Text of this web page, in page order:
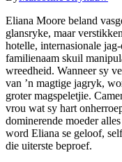
options
may
be
chosen
on
the
product
page
through
Eliana Moore beland
glansryke, maar
hotelle, internasionale
familienaam skuil
wreedheid. Wanneer sy
van ’n magtige jagryk,
groter magspeletjie.
vrou wat sy hart
dominerende moeder
word Eliana se geloof,
die uiterste beproef.